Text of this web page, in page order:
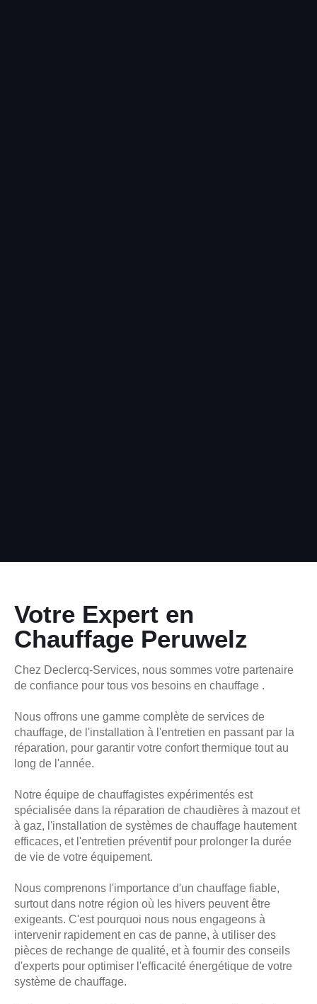
Votre Expert en
Chauffage Peruwelz
Chez Declercq-Services, nous sommes votre partenaire
de confiance pour tous vos besoins en chauffage .
Nous offrons une gamme complète de services de
chauffage, de l'installation à l'entretien en passant par la
réparation, pour garantir votre confort thermique tout au
long de l'année.
Notre équipe de chauffagistes expérimentés est
spécialisée dans la réparation de chaudières à mazout et
à gaz, l'installation de systèmes de chauffage hautement
efficaces, et l'entretien préventif pour prolonger la durée
de vie de votre équipement.
Nous comprenons l'importance d'un chauffage fiable,
surtout dans notre région où les hivers peuvent être
exigeants. C'est pourquoi nous nous engageons à
intervenir rapidement en cas de panne, à utiliser des
pièces de rechange de qualité, et à fournir des conseils
d'experts pour optimiser l'efficacité énergétique de votre
système de chauffage.